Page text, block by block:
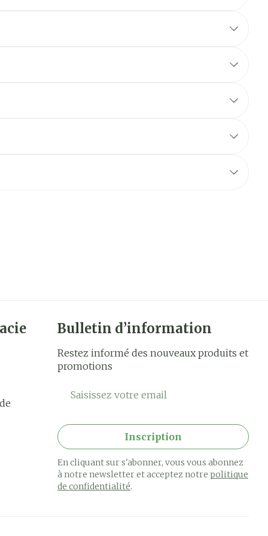
Bulletin d’information
Restez informé des nouveaux produits et
promotions
Adresse mail
Inscription
En cliquant sur s'abonner, vous vous abonnez
à notre newsletter et acceptez notrepolitique
de confidentialité.